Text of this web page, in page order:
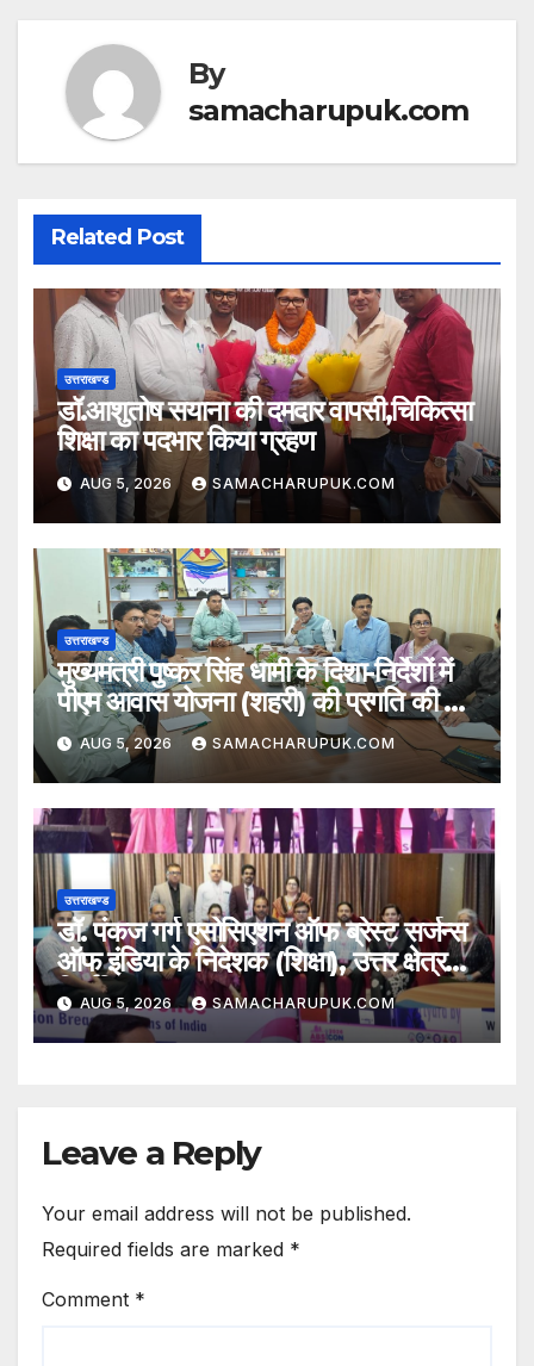
k
By
samacharupuk.com
Related Post
उत्तराखण्ड
डॉ.आशुतोष सयाना की दमदार वापसी,चिकित्सा
शिक्षा का पदभार किया ग्रहण
AUG 5, 2026 SAMACHARUPUK.COM
उत्तराखण्ड
मुख्यमंत्री पुष्कर सिंह धामी के दिशा-निर्देशों में
पीएम आवास योजना (शहरी) की प्रगति की हुई
समीक्षा
AUG 5, 2026 SAMACHARUPUK.COM
उत्तराखण्ड
डॉ. पंकज गर्ग एसोसिएशन ऑफ ब्रेस्ट सर्जन्स
ऑफ इंडिया के निदेशक (शिक्षा), उत्तर क्षेत्र
निर्वाचित
AUG 5, 2026 SAMACHARUPUK.COM
Leave a Reply
Your email address will not be published.
Required fields are marked *
Comment *